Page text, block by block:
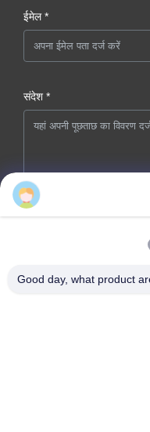
ईमेल *
संदेश *
Good day, what product